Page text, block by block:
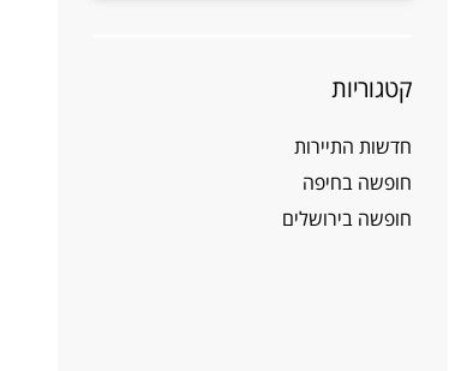
קטגוריות
חדשות התיירות
חופשה בחיפה
חופשה בירושלים